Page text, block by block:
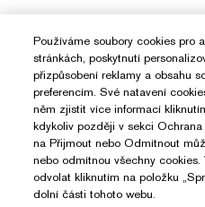
Používáme soubory cookies pro
stránkách, poskytnutí
přizpůsobení reklamy a obsahu
preferencím. Své natavení
něm zjistit více informací
kdykoliv později v sekci
na Přijmout nebo Odmítnout
nebo odmítnou všechny
odvolat kliknutím na položku
dolní části tohoto webu.